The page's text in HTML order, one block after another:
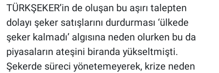
TÜRKŞEKER’in de oluşan bu aşırı talepten
dolayı şeker satışlarını durdurması ‘ülkede
şeker kalmadı’ algısına neden olurken bu da
piyasaların ateşini biranda yükseltmişti.
Şekerde süreci yönetemeyerek, krize neden